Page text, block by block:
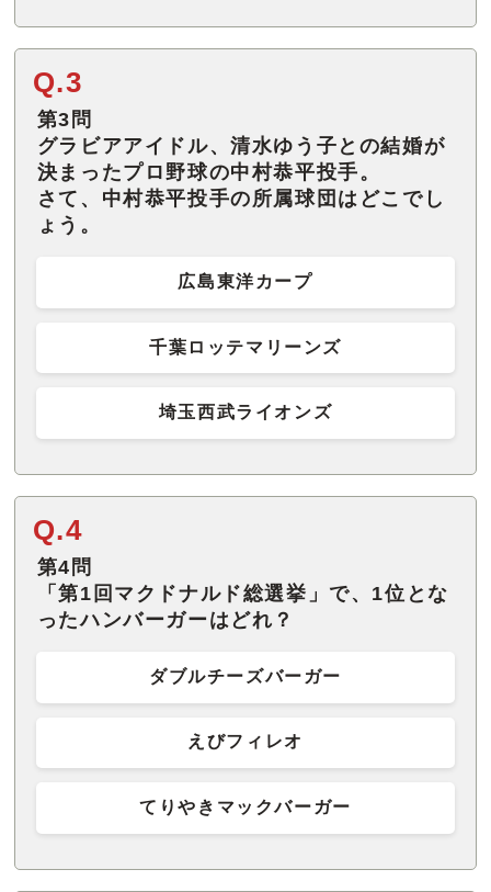
Q.3
第3問
グラビアアイドル、清水ゆう子との結婚が
決まったプロ野球の中村恭平投手。
さて、中村恭平投手の所属球団はどこでし
ょう。
広島東洋カープ
千葉ロッテマリーンズ
埼玉西武ライオンズ
Q.4
第4問
「第1回マクドナルド総選挙」で、1位とな
ったハンバーガーはどれ？
ダブルチーズバーガー
えびフィレオ
てりやきマックバーガー